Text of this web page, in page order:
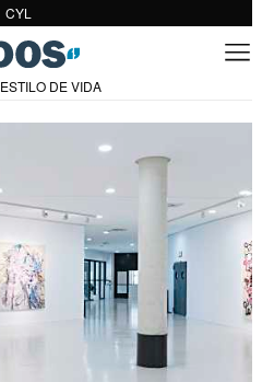
CYL
ESTILO DE VIDA